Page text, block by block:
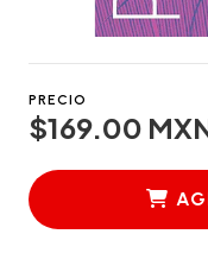
PRECIO
$169.00